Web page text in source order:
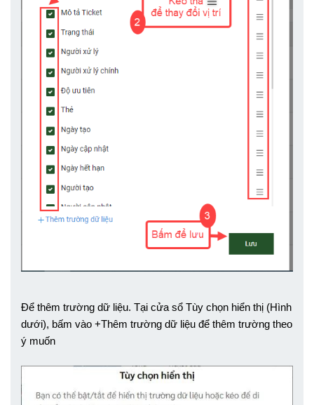
Để thêm trường dữ liệu. Tại cửa sổ Tùy chọn hiển thị (Hình
dưới), bấm vào +Thêm trường dữ liệu để thêm trường theo
ý muốn